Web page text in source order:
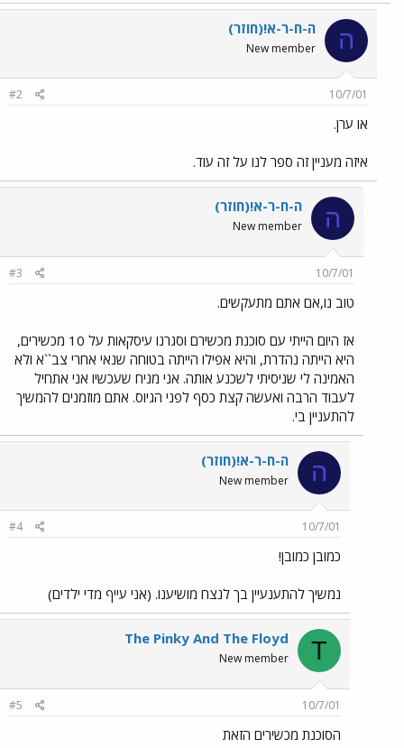
ה ה-ח-ר-א!(חוזר)
New member
10/7/01
#2
או ערן.
איזה מעניין זה ספר לנו על זה עוד.
ה ה-ח-ר-א!(חוזר)
New member
10/7/01
#3
טוב נו,אם אתם מתעקשים.
אז היום הייתי עם סוכנת מכשירם וסגרנו עיסקאות על 10 מכשירים,
היא הייתה נהדרת, והיא אפילו הייתה בטוחה שנאי אחרי צב``א ולא
האמינה לי שניסיתי לשכנע אותה. אני מניח שעכשיו אני אתחיל
לעבוד הרבה ואעשה קצת כסף לפני הגיוס. אתם מוזמנים להמשיך
להתעניין בי.
ה ה-ח-ר-א!(חוזר)
New member
10/7/01
#4
כמובן כמובן!
נמשיך להתענעיין בך לנצח מושיענו. (אני עייף מדי ילדים)
T
The Pinky And The Floyd
New member
10/7/01
#5
הסוכנת מכשירים הזאת